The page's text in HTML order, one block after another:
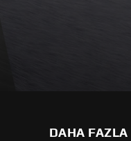
DAHA FAZLA